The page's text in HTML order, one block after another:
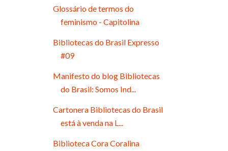
Glossário de termos do
feminismo - Capitolina
Bibliotecas do Brasil Expresso
#09
Manifesto do blog Bibliotecas
do Brasil: Somos Ind...
Cartonera Bibliotecas do Brasil
está à venda na L...
Biblioteca Cora Coralina